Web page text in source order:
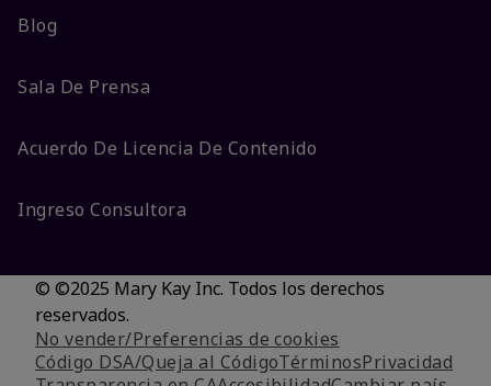
Blog
Sala De Prensa
Acuerdo De Licencia De Contenido
Ingreso Consultora
© ©2025 Mary Kay Inc. Todos los derechos
reservados.
No vender/Preferencias de cookies
Código DSA/Queja al CódigoTérminosPrivacidad